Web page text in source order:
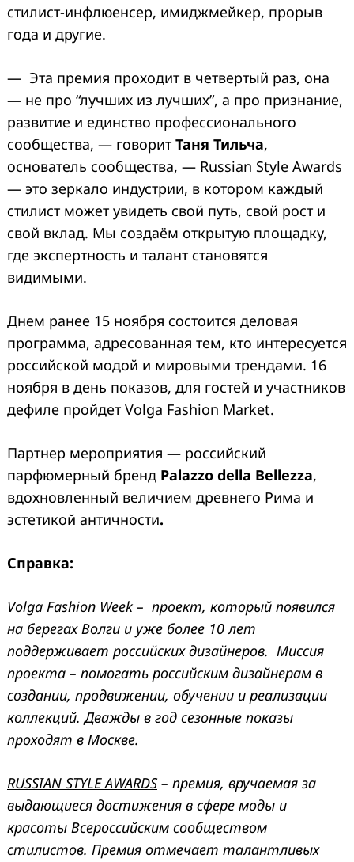
стилист-инфлюенсер, имиджмейкер, прорыв
года и другие.
— Эта премия проходит в четвертый раз, она
— не про “лучших из лучших”, а про признание,
развитие и единство профессионального
сообщества, — говорит Таня Тильча,
основатель сообщества, — Russian Style Awards
— это зеркало индустрии, в котором каждый
стилист может увидеть свой путь, свой рост и
свой вклад. Мы создаём открытую площадку,
где экспертность и талант становятся
видимыми.
Днем ранее 15 ноября состоится деловая
программа, адресованная тем, кто интересуется
российской модой и мировыми трендами. 16
ноября в день показов, для гостей и участников
дефиле пройдет Volga Fashion Market.
Партнер мероприятия — российский
парфюмерный бренд Palazzo della Bellezza,
вдохновленный величием древнего Рима и
эстетикой античности.
Справка:
Volga Fashion Week– проект, который появился
на берегах Волги и уже более 10 лет
поддерживает российских дизайнеров. Миссия
проекта – помогать российским дизайнерам в
создании, продвижении, обучении и реализации
коллекций. Дважды в год сезонные показы
проходят в Москве.
RUSSIAN STYLE AWARDS– премия, вручаемая за
выдающиеся достижения в сфере моды и
красоты Всероссийским сообществом
стилистов. Премия отмечает талантливых